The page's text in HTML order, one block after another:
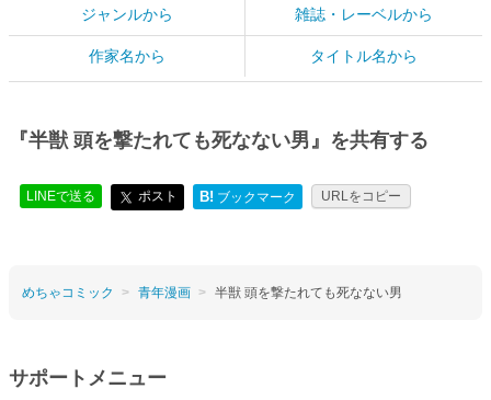
ジャンルから 雑誌・レーベルから
作家名から タイトル名から
『半獣 頭を撃たれても死なない男』を共有する
LINEで送る ポスト B! ブックマーク URLをコピー
めちゃコミック 青年漫画 半獣 頭を撃たれても死なない男
サポートメニュー